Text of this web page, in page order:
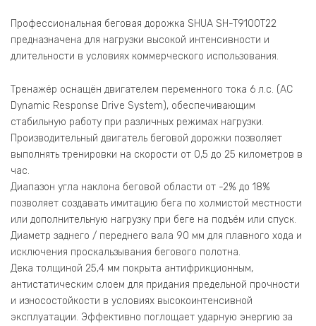
Профессиональная беговая дорожка SHUA SH-T9100T22
предназначена для нагрузки высокой интенсивности и
длительности в условиях коммерческого использования.
Тренажёр оснащён двигателем переменного тока 6 л.с. (AC
Dynamic Response Drive System), обеспечивающим
стабильную работу при различных режимах нагрузки.
Производительный двигатель беговой дорожки позволяет
выполнять тренировки на скорости от 0,5 до 25 километров в
час.
Диапазон угла наклона беговой области от -2% до 18%
позволяет создавать имитацию бега по холмистой местности
или дополнительную нагрузку при беге на подъём или спуск.
Диаметр заднего / переднего вала 90 мм для плавного хода и
исключения проскальзывания бегового полотна.
Дека толщиной 25,4 мм покрыта антифрикционным,
антистатическим слоем для придания предельной прочности
и износостойкости в условиях высокоинтенсивной
эксплуатации. Эффективно поглощает ударную энергию за